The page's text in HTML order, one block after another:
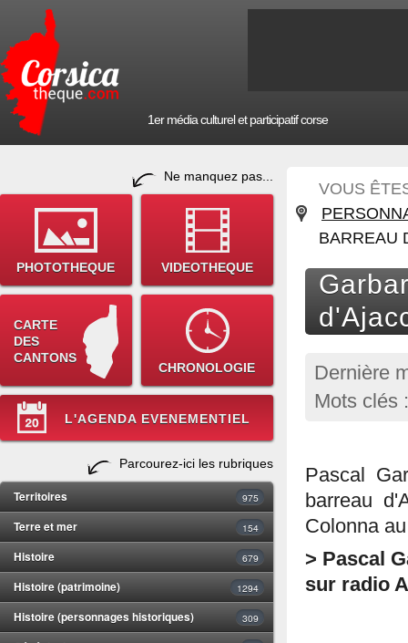
1er média culturel et participatif corse
Ne manquez pas...
PHOTOTHEQUE VIDEOTHEQUE
CARTE
DES
CANTONS
CHRONOLOGIE
L'AGENDA EVENEMENTIEL
Parcourez-ici les rubriques
Territoires 975
Terre et mer 154
Histoire 679
Histoire (patrimoine) 1294
Histoire (personnages historiques) 309
VOUS
BARREAU
Dernière
Mots clés
Pascal
barreau
Colonna
> Pascal
sur radio